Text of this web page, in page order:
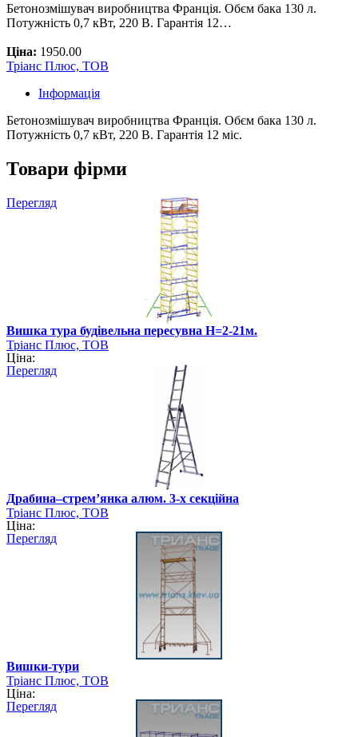
Бетонозмішувач виробництва Франція. Обєм бака 130 л.
Потужність 0,7 кВт, 220 В. Гарантія 12…
Ціна: 1950.00
Тріанс Плюс, ТОВ
Інформація
Бетонозмішувач виробництва Франція. Обєм бака 130 л.
Потужність 0,7 кВт, 220 В. Гарантія 12 міс.
Товари фірми
Перегляд
Вишка тура будівельна пересувна H=2-21м.
Тріанс Плюс, ТОВ
Ціна:
Перегляд
Драбина–стрем’янка алюм. 3-х секційна
Тріанс Плюс, ТОВ
Ціна:
Перегляд
Вишки-тури
Тріанс Плюс, ТОВ
Ціна:
Перегляд